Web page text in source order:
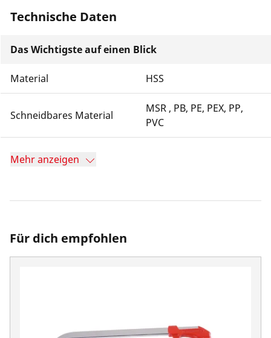
Technische Daten
Das Wichtigste auf einen Blick
Material HSS
Schneidbares Material
MSR , PB, PE, PEX, PP,
PVC
Mehr anzeigen
Für dich empfohlen